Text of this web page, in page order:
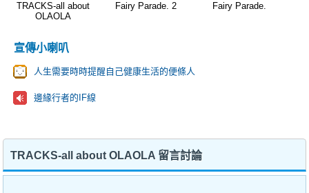
TRACKS-all about
OLAOLA
Fairy Parade. 2 Fairy Parade.
宣傳小喇叭
人生需要時時提醒自己健康生活的便條人
邊緣行者的IF線
TRACKS-all about OLAOLA 留言討論